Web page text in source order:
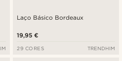
Laço Básico Bordeaux
19,95 €
29 CORES TRENDHIM